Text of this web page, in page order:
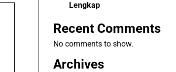
Lengkap
Recent Comments
No comments to show.
Archives